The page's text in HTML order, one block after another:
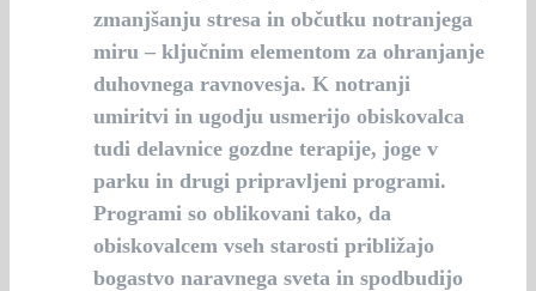
zmanjšanju stresa in občutku notranjega
miru – ključnim elementom za ohranjanje
duhovnega ravnovesja. K notranji
umiritvi in ugodju usmerijo obiskovalca
tudi delavnice gozdne terapije, joge v
parku in drugi pripravljeni programi.
Programi so oblikovani tako, da
obiskovalcem vseh starosti približajo
bogastvo naravnega sveta in spodbudijo